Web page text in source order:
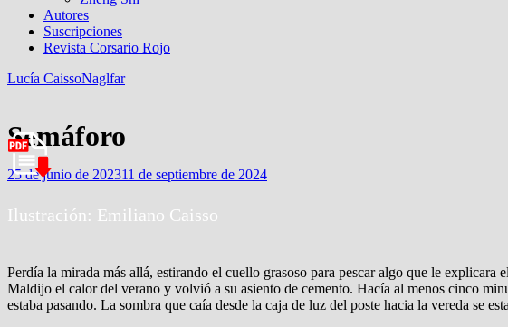
Autores
Suscripciones
Revista Corsario Rojo
Lucía CaissoNaglfar
Semáforo
25 de junio de 202311 de septiembre de 2024
Ilustración: Emiliano Caisso
Perdía la mirada más allá, estirando el cuello grasoso para pescar algo que le
Maldijo el calor del verano y volvió a su asiento de cemento. Hacía al menos cinco
estaba pasando. La sombra que caía desde la caja de luz del poste hacia la vereda se